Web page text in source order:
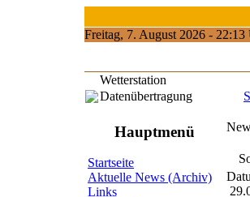
Freitag, 7. August 2026 -
Wetterstation
Datenübertragung
Hauptmenü
Startseite
Aktuelle News (Archiv)
Links